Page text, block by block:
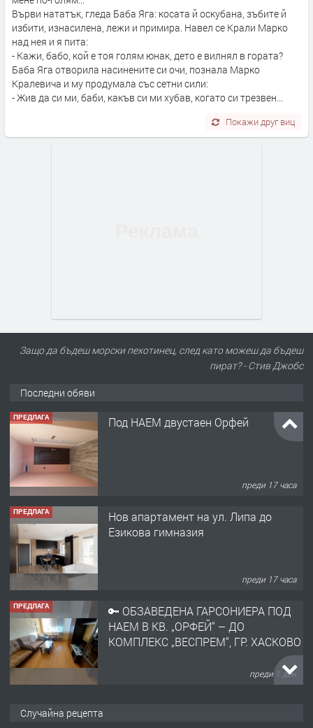
Върви нататък, гледа Баба Яга: косата й оскубана, зъбите й
избити, изнасилена, лежи и примира. Навел се Крали Марко
над нея и я пита:
- Кажи, бабо, кой е тоя голям юнак, дето е вилнял в гората?
Баба Яга отворила насинените си очи, познала Марко
Кралевича и му продумала със сетни сили:
- Жив да си ми, баби, какъв си ми хубав, когато си трезвен...
Покажи друг виц
Защо да бъдеш морски пехотинец, след като можеш да бъдеш
пират? - Стив Джобс
Последни обяви
ПРЕДЛАГА Под НАЕМ двустаен Орфей
преди 17 часа
ПРЕДЛАГА
Нов апартамент на ул. Липа до
Езикова гимназия
преди 17 часа
ПРЕДЛАГА
🔑 ОБЗАВЕДЕНА ГАРСОНИЕРА ПОД
НАЕМ В КВ. „ОРФЕЙ“ – ДО
КОМПЛЕКС „ВЕСПРЕМ“, ГР. ХАСКОВО
преди 1 ден
Случайна рецепта